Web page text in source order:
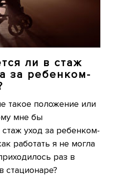
ли в стаж
за ребенком-
такое положение или
мне бы
уход за ребенком-
работать я не могла
раз в
стационаре?